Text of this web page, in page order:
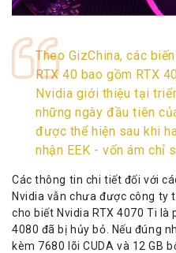
Theo GizChina, các
RTX 40 bao gồm RTX
Nvidia giới thiệu tại
những ngày đầu tiên
được thể hiện sau khi
nhận EEK - vốn ám chỉ
Các thông tin chi tiết đối với
Nvidia vẫn chưa được công ty
cho biết Nvidia RTX 4070 Ti là
4080 đã bị hủy bỏ. Nếu đúng
kèm 7680 lõi CUDA và 12 GB